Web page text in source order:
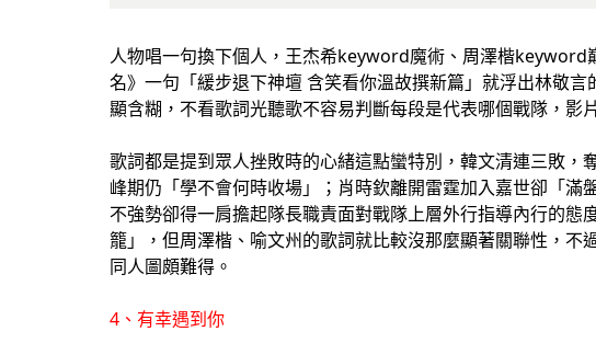
人物唱一句換下個人，王杰希keyword魔術、周澤楷keyword
名》一句「緩步退下神壇 含笑看你溫故撰新篇」就浮出林敬
顯含糊，不看歌詞光聽歌不容易判斷每段是代表哪個戰隊，影
歌詞都是提到眾人挫敗時的心緒這點蠻特別，韓文清連三敗，
峰期仍「學不會何時收場」；肖時欽離開雷霆加入嘉世卻「滿
不強勢卻得一肩擔起隊長職責面對戰隊上層外行指導內行的態
籠」，但周澤楷、喻文州的歌詞就比較沒那麼顯著關聯性，不
同人圖頗難得。
4、有幸遇到你